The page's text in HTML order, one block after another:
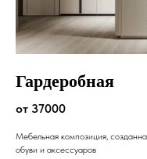
Гардеробная
от 37000
Мебельная композиция,
обуви и аксессуаров